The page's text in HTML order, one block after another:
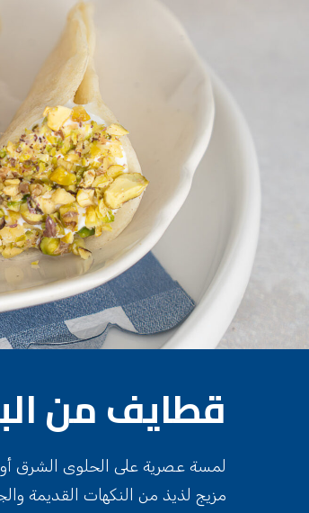
قطايف من
لمسة عصرية على الحلوى الشرق
مزيج لذيذ من النكهات القديمة